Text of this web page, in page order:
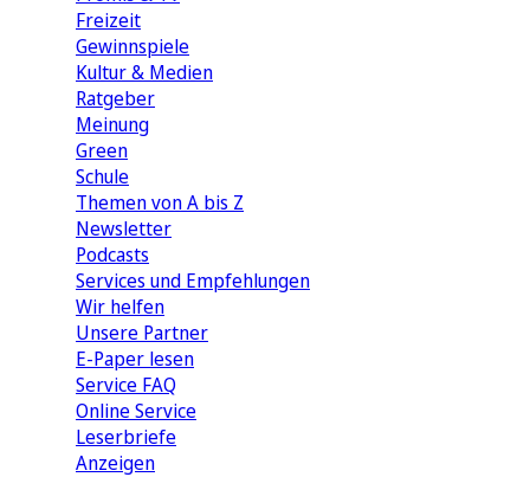
Freizeit
Gewinnspiele
Kultur & Medien
Ratgeber
Meinung
Green
Schule
Themen von A bis Z
Newsletter
Podcasts
Services und Empfehlungen
Wir helfen
Unsere Partner
E-Paper lesen
Service FAQ
Online Service
Leserbriefe
Anzeigen